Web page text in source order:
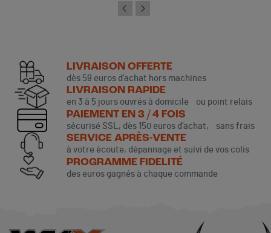
LIVRAISON OFFERTE
dès 59 euros d’achat hors machines
LIVRAISON RAPIDE
en 3 à 5 jours ouvrés à domicile ou point relais
PAIEMENT EN 3 / 4 FOIS
sécurisé SSL, dès 150 euros d’achat, sans frais
SERVICE APRÈS-VENTE
à votre écoute, dépannage et suivi de vos colis
PROGRAMME FIDELITÉ
des euros gagnés à chaque commande